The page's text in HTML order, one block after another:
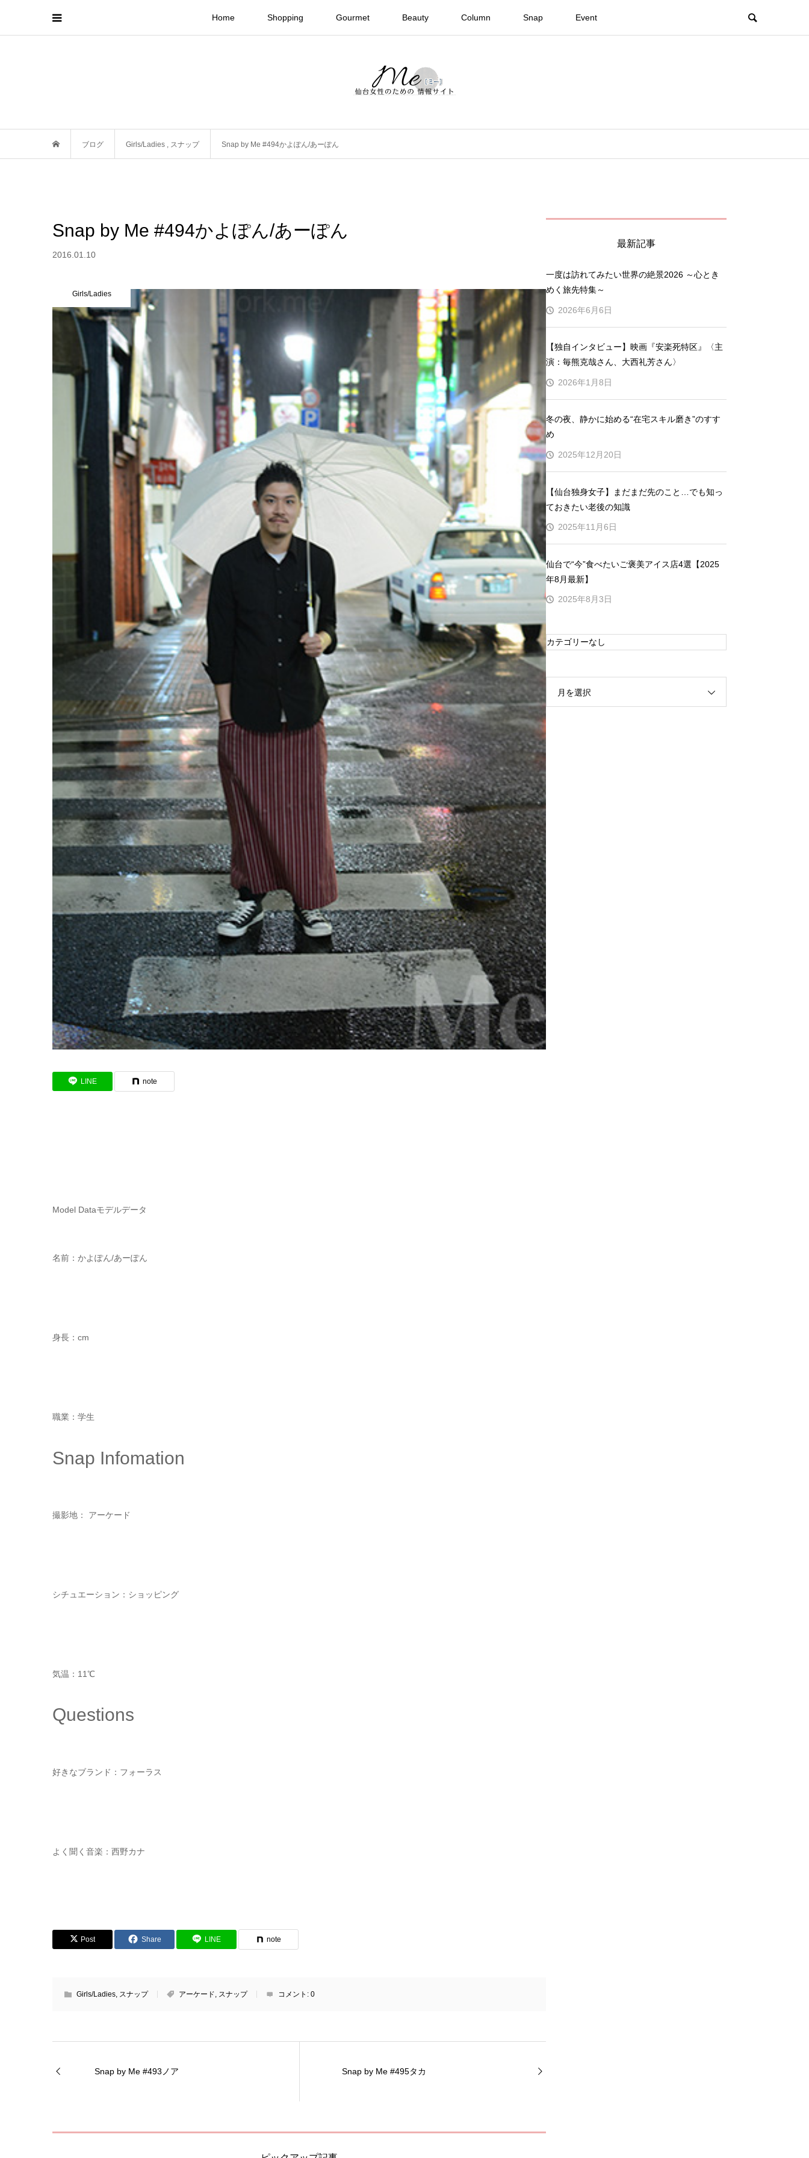
Home Shopping Gourmet Beauty Column Snap Event
ブログ Girls/Ladies , スナップ Snap by Me #494かよぽん/あーぽん
Snap by Me #494かよぽん/あーぽん
2016.01.10
Girls/Ladies
LINE note
Model Dataモデルデータ
名前：かよぽん/あーぽん
身長：cm
職業：学生
Snap Infomation
撮影地： アーケード
シチュエーション：ショッピング
気温：11℃
Questions
好きなブランド：フォーラス
よく聞く音楽：西野カナ
Post Share LINE note
Girls/Ladies, スナップ アーケード, スナップ コメント: 0
Snap by Me #493ノア Snap by Me #495タカ
最新記事
一度は訪れてみたい世界の絶景2026 ～心とき
めく旅先特集～
2026年6月6日
【独自インタビュー】映画『安楽死特区』〈主
演：毎熊克哉さん、大西礼芳さん〉
2026年1月8日
冬の夜、静かに始める“在宅スキル磨き”のすす
め
2025年12月20日
【仙台独身女子】まだまだ先のこと…でも知っ
ておきたい老後の知識
2025年11月6日
仙台で“今”食べたいご褒美アイス店4選【2025
年8月最新】
2025年8月3日
カテゴリーなし
月を選択